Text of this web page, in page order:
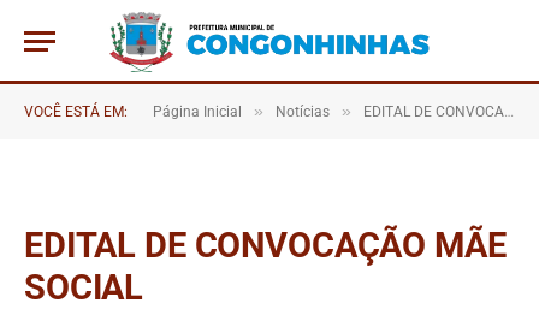
VOCÊ ESTÁ EM: Página Inicial » Notícias » EDITAL DE CONVOCAÇÃO MÃE SOCIAL
EDITAL DE CONVOCAÇÃO MÃE
SOCIAL